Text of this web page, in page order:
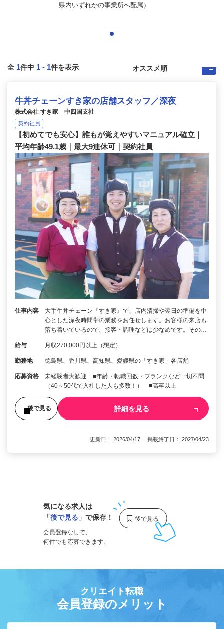
県内いずれかの事業所へ配属）
全 1件中 1 - 1件を表示
牛丼チェーンすき家の店舗スタッフ／深夜
株式会社 すき家 中四国支社
契約社員
【初めてでも安心】誰もが覚えやすいマニュアル確立｜
平均年齢49.1歳｜最大9連休可｜契約社員
仕事内容
大手牛丼チェーン『すき家』で、店内清掃や翌日の準備を中
心とした深夜時間帯の業務をお任せします。お客様の来店も
落ち着いているので、接客・調理などは少なめです。その…
給与 月収270,000円以上（想定）
勤務地 徳島県、香川県、高知県、愛媛県の「すき家」各店舗
応募資格
未経験者大歓迎 ■年齢・転職回数・ブランクなど一切不問
（40～50代で入社した人も多数！） ■高卒以上
後で見る 詳細を見る
更新日： 2026/04/17 掲載終了日： 2027/04/23
気になる求人は
「後で見る 」で保存！
会員登録なしで、
何件でも応募できます。
クリエイト転職
会員登録のメリット